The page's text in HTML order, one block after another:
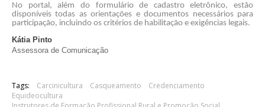
No portal, além do formulário de cadastro eletrônico, estão
disponíveis todas as orientações e documentos necessários para
participação, incluindo os critérios de habilitação e exigências legais.
Kátia Pinto
Assessora de Comunicação
Tags: Carcinicultura Casqueamento
Credenciamento
Equideocultura